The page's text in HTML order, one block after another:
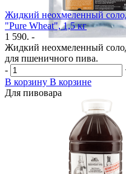
Жидкий неохмеленный
"Pure Wheat", 1,5 кг
1 590. -
Жидкий неохмеленный
для пшеничного пива.
-
В корзину В корзине
Для пивовара